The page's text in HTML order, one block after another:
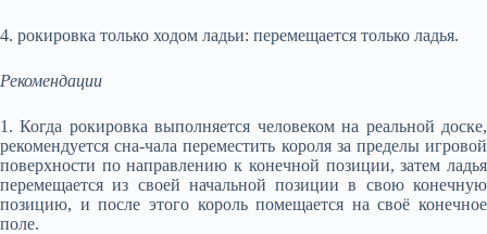
4. рокировка только ходом ладьи: перемещается только ладья.
Рекомендации
1. Когда рокировка выполняется человеком на реальной доске,
рекомендуется сна-чала переместить короля за пределы игровой
поверхности по направлению к конечной позиции, затем ладья
перемещается из своей начальной позиции в свою конечную
позицию, и после этого король помещается на своё конечное
поле.